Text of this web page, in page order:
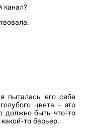
канал?
пыталась его себе
цвета – это
должно быть что-то
то барьер.